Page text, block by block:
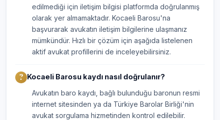
edilmediği için iletişim bilgisi platformda doğrulanmış
olarak yer almamaktadır. Kocaeli Barosu'na
başvurarak avukatın iletişim bilgilerine ulaşmanız
mümkündür. Hızlı bir çözüm için aşağıda listelenen
aktif avukat profillerini de inceleyebilirsiniz.
Kocaeli Barosu kaydı nasıl doğrulanır?
Avukatın baro kaydı, bağlı bulunduğu baronun resmi
internet sitesinden ya da Türkiye Barolar Birliği'nin
avukat sorgulama hizmetinden kontrol edilebilir.